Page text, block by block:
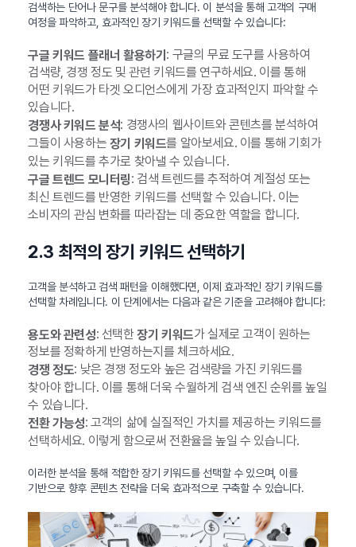
검색하는 단어나 문구를 분석해야 합니다. 이 분석을 통해 고객의 구매
여정을 파악하고, 효과적인 장기 키워드를 선택할 수 있습니다:
구글 키워드 플래너 활용하기 : 구글의 무료 도구를 사용하여
검색량, 경쟁 정도 및 관련 키워드를 연구하세요. 이를 통해
어떤 키워드가 타겟 오디언스에게 가장 효과적인지 파악할 수
있습니다.
경쟁사 키워드 분석: 경쟁사의 웹사이트와 콘텐츠를 분석하여
그들이 사용하는 장기 키워드를 알아보세요. 이를 통해 기회가
있는 키워드를 추가로 찾아낼 수 있습니다.
구글 트렌드 모니터링: 검색 트렌드를 추적하여 계절성 또는
최신 트렌드를 반영한 키워드를 선택할 수 있습니다. 이는
소비자의 관심 변화를 따라잡는 데 중요한 역할을 합니다.
2.3 최적의 장기 키워드 선택하기
고객을 분석하고 검색 패턴을 이해했다면, 이제 효과적인 장기 키워드를
선택할 차례입니다. 이 단계에서는 다음과 같은 기준을 고려해야 합니다:
용도와 관련성: 선택한장기 키워드가 실제로 고객이 원하는
정보를 정확하게 반영하는지를 체크하세요.
경쟁 정도: 낮은 경쟁 정도와 높은 검색량을 가진 키워드를
찾아야 합니다. 이를 통해 더욱 수월하게 검색 엔진 순위를 높일
수 있습니다.
전환 가능성: 고객의 삶에 실질적인 가치를 제공하는 키워드를
선택하세요. 이렇게 함으로써 전환율을 높일 수 있습니다.
이러한 분석을 통해 적합한 장기 키워드를 선택할 수 있으며, 이를
기반으로 향후 콘텐츠 전략을 더욱 효과적으로 구축할 수 있습니다.